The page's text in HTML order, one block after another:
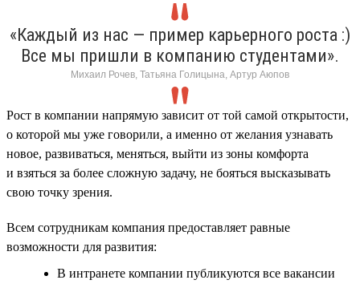
«Каждый из нас — пример карьерного роста :)
Все мы пришли в компанию студентами».
Михаил Рочев, Татьяна Голицына, Артур Аюпов
Рост в компании напрямую зависит от той самой открытости,
о которой мы уже говорили, а именно от желания узнавать
новое, развиваться, меняться, выйти из зоны комфорта
и взяться за более сложную задачу, не бояться высказывать
свою точку зрения.
Всем сотрудникам компания предоставляет равные
возможности для развития:
В интранете компании публикуются все вакансии